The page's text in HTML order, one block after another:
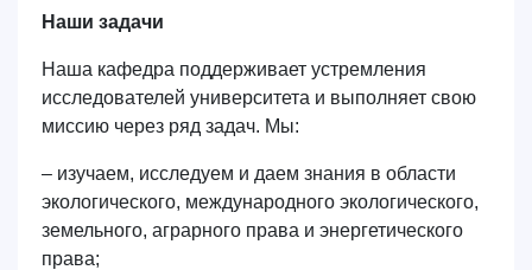
Наши задачи
Наша кафедра поддерживает устремления
исследователей университета и выполняет свою
миссию через ряд задач. Мы:
– изучаем, исследуем и даем знания в области
экологического, международного экологического,
земельного, аграрного права и энергетического
права;